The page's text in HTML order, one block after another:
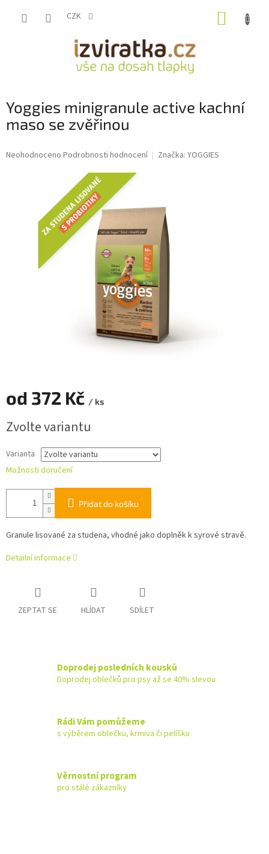
CZK
Yoggies minigranule active kachní
maso se zvěřinou
Průměrné
hvězdiček.
Neohodnoceno Podrobnosti hodnocení Značka: YOGGIES
od 372 Kč / ks
cena:
Zvolte variantu
Varianta
Možnosti doručení
Přidat do košíku
Granule lisované za studena, vhodné jako doplněk k syrové stravě.
Detailní informace
ZEPTAT SE HLÍDAT SDÍLET
Doprodej posledních kousků
Doprodej oblečků pro psy až se 40% slevou
Rádi Vám pomůžeme
s výběrem oblečku, krmiva či pelíšku
Věrnostní program
pro stálé zákazníky